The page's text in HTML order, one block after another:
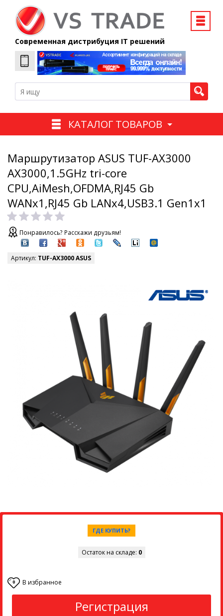
Современная дистрибуция IT решений
КАТАЛОГ ТОВАРОВ
Маршрутизатор ASUS TUF-AX3000
AX3000,1.5GHz tri-core
CPU,AiMesh,OFDMA,RJ45 Gb
WANx1,RJ45 Gb LANx4,USB3.1 Gen1x1
Понравилось? Расскажи друзьям!
Артикул: TUF-AX3000 ASUS
ГДЕ КУПИТЬ?
Остаток на складе: 0
0 В избранное
Регистрация